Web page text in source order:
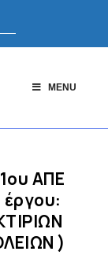
MENU
ΑΠΕ
)